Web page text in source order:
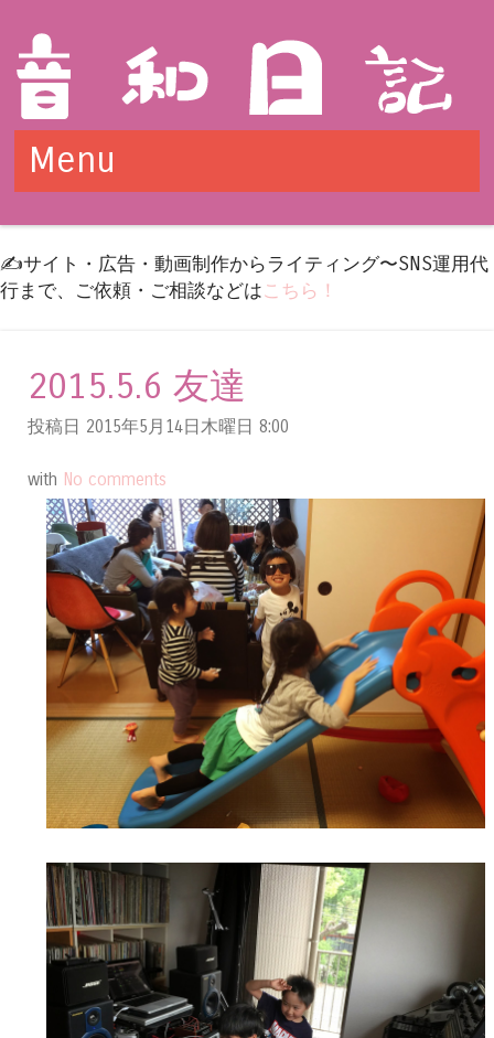
Menu
✍️サイト・広告・動画制作からライティング〜SNS運用代
行まで、ご依頼・ご相談などはこちら！
2015.5.6 友達
投稿日 2015年5月14日木曜日 8:00
with No comments